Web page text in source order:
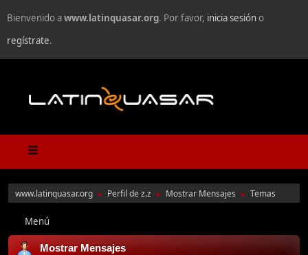
Bienvenido awww.latinquasar.org. Por favor, inicia sesióno
regístrate.
www.latinquasar.org ► Perfil de z.z ► Mostrar Mensajes ► Temas
Menú
Mostrar Mensajes